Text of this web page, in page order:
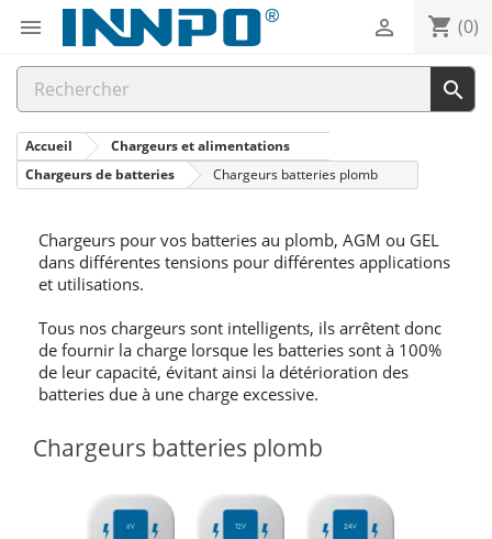
 shopping_cart (0)


Accueil
Chargeurs et alimentations
Chargeurs de batteries
Chargeurs batteries plomb
Chargeurs pour vos batteries au plomb, AGM ou GEL
dans différentes tensions pour différentes applications
et utilisations.
Tous nos chargeurs sont intelligents, ils arrêtent donc
de fournir la charge lorsque les batteries sont à 100%
de leur capacité, évitant ainsi la détérioration des
batteries due à une charge excessive.
Chargeurs batteries plomb